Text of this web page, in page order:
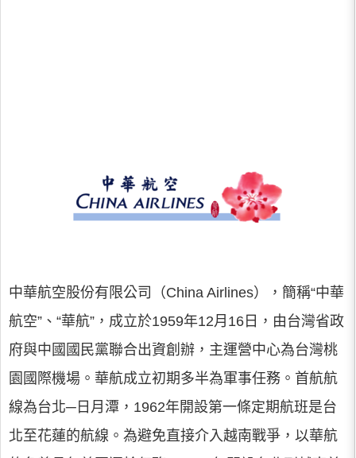
中華航空股份有限公司（China Airlines），簡稱“中華
航空”、“華航”，成立於1959年12月16日，由台灣省政
府與中國國民黨聯合出資創辦，主運營中心為台灣桃
園國際機場。華航成立初期多半為軍事任務。首航航
線為台北─日月潭，1962年開設第一條定期航班是台
北至花蓮的航線。為避免直接介入越南戰爭，以華航